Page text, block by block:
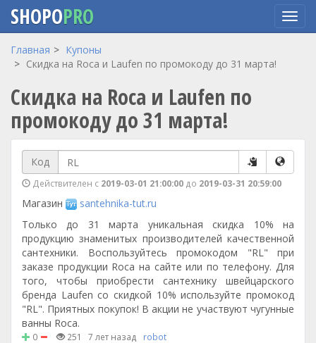
Перейти
содержанию
SHOPOPRO
Главная
Купоны
Скидка на Roca и Laufen по промокоду до 31 марта!
Скидка на Roca и Laufen по
промокоду до 31 марта!
Код
Действителен с 2019-03-01 21:00:00 до 2019-03-31 20:59:00
Магазин
santehnika-tut.ru
Только до 31 марта уникальная скидка 10% на
продукцию знаменитых производителей качественной
сантехники. Воспользуйтесь промокодом "RL" при
заказе продукции Roca на сайте или по телефону. Для
того, чтобы приобрести сантехнику швейцарского
бренда Laufen со скидкой 10% используйте промокод
"RL". Приятных покупок! В акции не участвуют чугунные
ванны Roca.
0 251 7 лет назад robot